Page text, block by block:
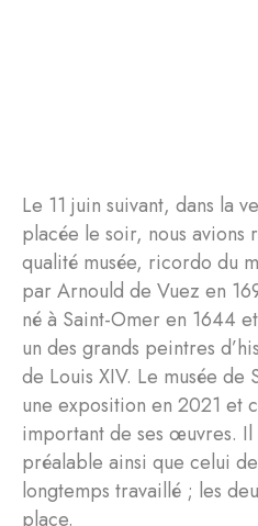
Le 11 juin suivant, dans la
placée le soir, nous avions
qualité musée, ricordo du
par Arnould de Vuez en
né à Saint-Omer en 1644
un des grands peintres
de Louis XIV. Le musée de
une exposition en 2021 et
important de ses œuvres. Il
préalable ainsi que celui
longtemps travaillé ; les
place.